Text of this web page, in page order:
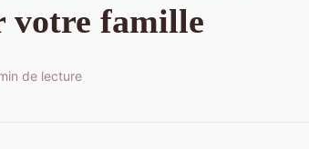
votre famille
de lecture